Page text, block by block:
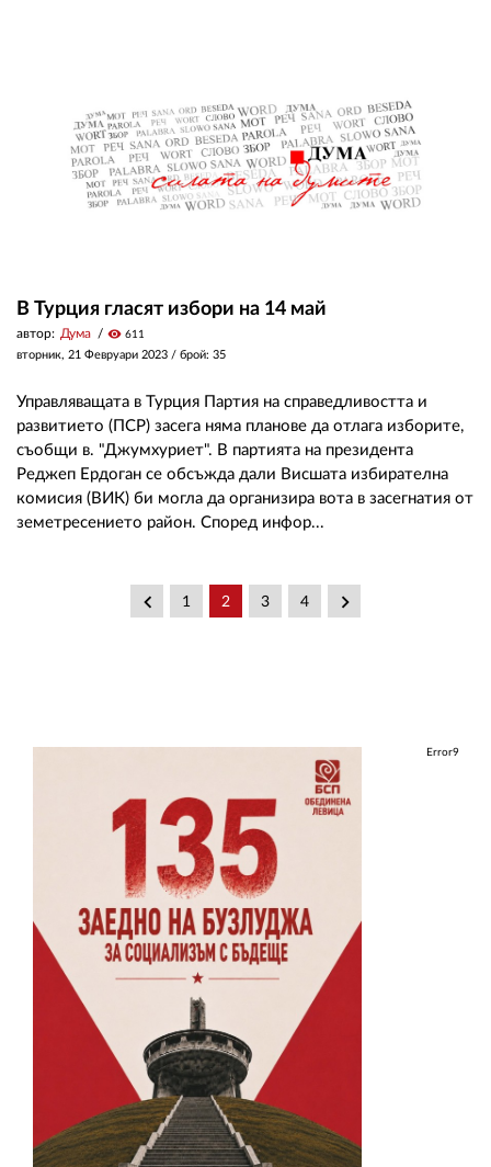
В Турция гласят избори на 14 май
автор: Дума visibility 611
вторник, 21 Февруари 2023 / брой: 35
Управляващата в Турция Партия на справедливостта и
развитието (ПСР) засега няма планове да отлага изборите,
съобщи в. "Джумхуриет". В партията на президента
Реджеп Ердоган се обсъжда дали Висшата избирателна
комисия (ВИК) би могла да организира вота в засегнатия от
земетресението район. Според инфор...
keyboard_arrow_left 1 2 3 4 keyboard_arrow_right
Error9